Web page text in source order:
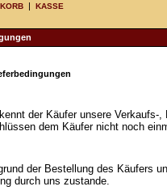
| KASSE
der Käufer unsere
dem Käufer nicht noch
der Bestellung des Käufers
durch uns zustande.